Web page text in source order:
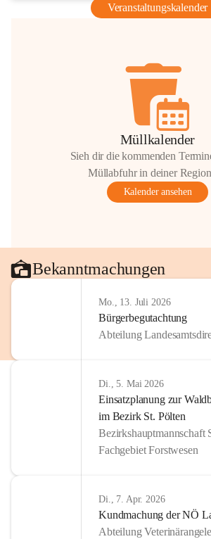
Veranstaltungskalender
Müllkalender
Sieh dir die kommenden
Müllabfuhr in deiner
Kalender ansehen
Bekanntmachungen
Mo., 13. Juli 2026
Bürgerbegutachtung
Abteilung
Di., 5. Mai 2026
Einsatzplanung zur
im Bezirk St. Pölten
Bezirkshauptmannschaft
Fachgebiet Forstwesen
Di., 7. Apr. 2026
Kundmachung der NÖ
Abteilung